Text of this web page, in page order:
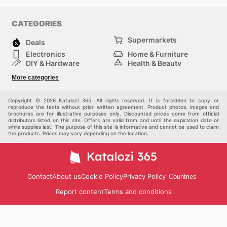
CATEGORIES
Deals
Supermarkets
Electronics
Home & Furniture
DIY & Hardware
Health & Beauty
Kids
More categories
Copyright © 2026 Katalozi 365. All rights reserved. It is forbidden to copy or
reproduce the texts without prior written agreement. Product photos, images and
brochures are for illustrative purposes only. Discounted prices come from official
distributors listed on this site. Offers are valid from and until the expiration date or
while supplies last. The purpose of this site is informative and cannot be used to claim
the products. Prices may vary depending on the location.
ContactAbout usCookie PolicyPrivacy Policy Countries
Report contentTerms and conditions